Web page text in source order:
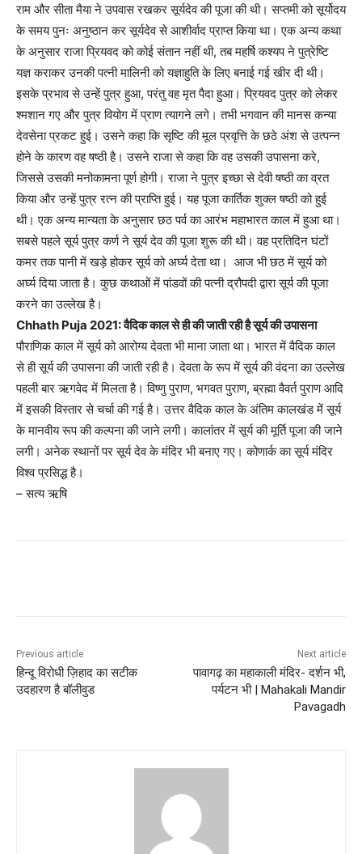
राम और सीता मैया ने उपवास रखकर सूर्यदेव की पूजा की थी। सप्तमी को सूर्योदय
के समय पुनः अनुष्ठान कर सूर्यदेव से आशीर्वाद प्राप्त किया था। एक अन्य कथा
के अनुसार राजा प्रियवद को कोई संतान नहीं थी, तब महर्षि कश्यप ने पुत्रेष्टि
यज्ञ कराकर उनकी पत्नी मालिनी को यज्ञाहुति के लिए बनाई गई खीर दी थी।
इसके प्रभाव से उन्हें पुत्र हुआ, परंतु वह मृत पैदा हुआ। प्रियवद पुत्र को लेकर
श्मशान गए और पुत्र वियोग में प्राण त्यागने लगे। तभी भगवान की मानस कन्या
देवसेना प्रकट हुई। उसने कहा कि सृष्टि की मूल प्रवृत्ति के छठे अंश से उत्पन्न
होने के कारण वह षष्ठी है। उसने राजा से कहा कि वह उसकी उपासना करे,
जिससे उसकी मनोकामना पूर्ण होगी। राजा ने पुत्र इच्छा से देवी षष्ठी का व्रत
किया और उन्हें पुत्र रत्न की प्राप्ति हुई। यह पूजा कार्तिक शुक्ल षष्ठी को हुई
थी। एक अन्य मान्यता के अनुसार छठ पर्व का आरंभ महाभारत काल में हुआ था।
सबसे पहले सूर्य पुत्र कर्ण ने सूर्य देव की पूजा शुरू की थी। वह प्रतिदिन घंटों
कमर तक पानी में खड़े होकर सूर्य को अर्घ्य देता था। आज भी छठ में सूर्य को
अर्घ्य दिया जाता है। कुछ कथाओं में पांडवों की पत्नी द्रौपदी द्वारा सूर्य की पूजा
करने का उल्लेख है।
Chhath Puja 2021: वैदिक काल से ही की जाती रही है सूर्य की उपासना
पौराणिक काल में सूर्य को आरोग्य देवता भी माना जाता था। भारत में वैदिक काल
से ही सूर्य की उपासना की जाती रही है। देवता के रूप में सूर्य की वंदना का उल्लेख
पहली बार ऋगवेद में मिलता है। विष्णु पुराण, भगवत पुराण, ब्रह्मा वैवर्त पुराण आदि
में इसकी विस्तार से चर्चा की गई है। उत्तर वैदिक काल के अंतिम कालखंड में सूर्य
के मानवीय रूप की कल्पना की जाने लगी। कालांतर में सूर्य की मूर्ति पूजा की जाने
लगी। अनेक स्थानों पर सूर्य देव के मंदिर भी बनाए गए। कोणार्क का सूर्य मंदिर
विश्व प्रसिद्ध है।
– सत्य ऋषि
Previous article
हिन्दू विरोधी ज़िहाद का सटीक
उदहारण है बॉलीवुड
Next article
पावागढ़ का महाकाली मंदिर- दर्शन भी,
पर्यटन भी | Mahakali Mandir
Pavagadh